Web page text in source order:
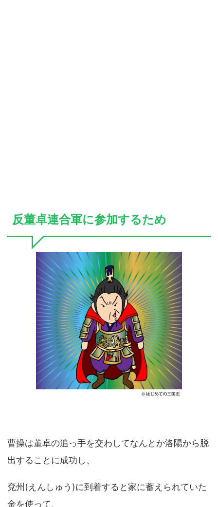
反董卓連合軍に参加するため
曹操は董卓の追っ手を交わしてなんとか洛陽から脱
出することに成功し、
兗州(えんしゅう)に到着すると家に蓄えられていた
金を使って、